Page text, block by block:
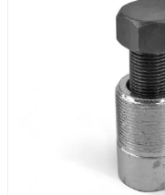
BELGOM
BETA MOTOS